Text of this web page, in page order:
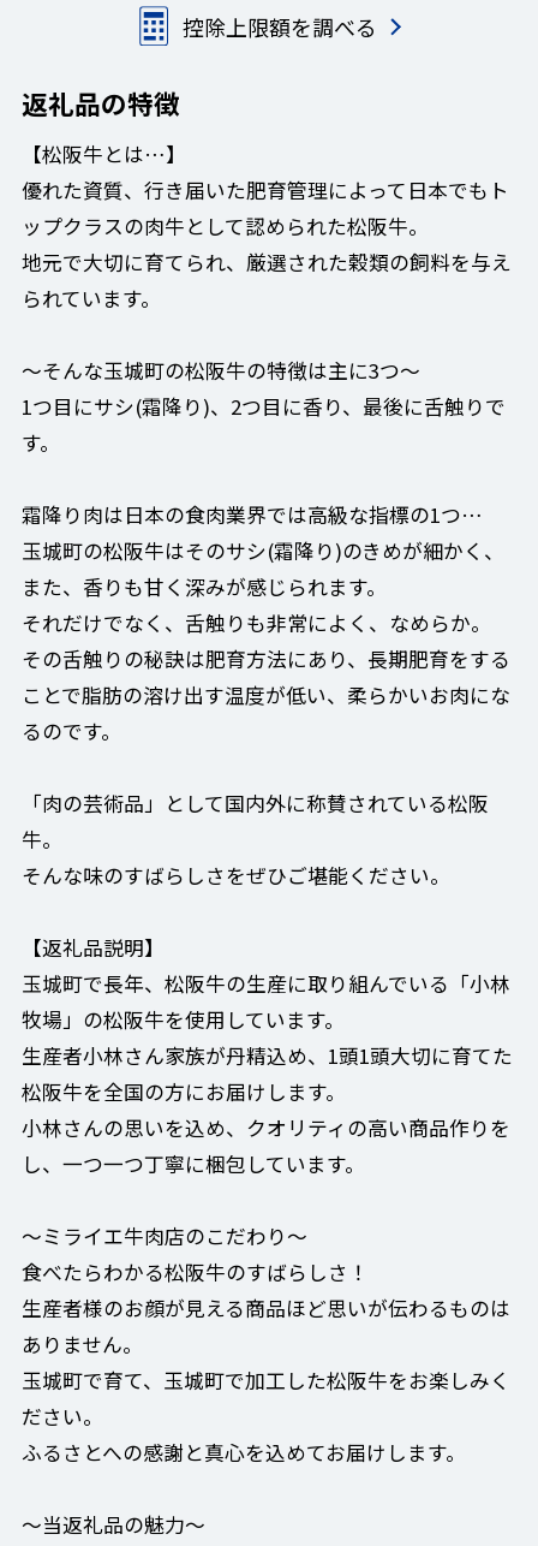
控除上限額を調べる
返礼品の特徴
【松阪牛とは…】
優れた資質、行き届いた肥育管理によって日本でもト
ップクラスの肉牛として認められた松阪牛。
地元で大切に育てられ、厳選された穀類の飼料を与え
られています。
～そんな玉城町の松阪牛の特徴は主に3つ～
1つ目にサシ(霜降り)、2つ目に香り、最後に舌触りで
す。
霜降り肉は日本の食肉業界では高級な指標の1つ…
玉城町の松阪牛はそのサシ(霜降り)のきめが細かく、
また、香りも甘く深みが感じられます。
それだけでなく、舌触りも非常によく、なめらか。
その舌触りの秘訣は肥育方法にあり、長期肥育をする
ことで脂肪の溶け出す温度が低い、柔らかいお肉にな
るのです。
「肉の芸術品」として国内外に称賛されている松阪
牛。
そんな味のすばらしさをぜひご堪能ください。
【返礼品説明】
玉城町で長年、松阪牛の生産に取り組んでいる「小林
牧場」の松阪牛を使用しています。
生産者小林さん家族が丹精込め、1頭1頭大切に育てた
松阪牛を全国の方にお届けします。
小林さんの思いを込め、クオリティの高い商品作りを
し、一つ一つ丁寧に梱包しています。
～ミライエ牛肉店のこだわり～
食べたらわかる松阪牛のすばらしさ！
生産者様のお顔が見える商品ほど思いが伝わるものは
ありません。
玉城町で育て、玉城町で加工した松阪牛をお楽しみく
ださい。
ふるさとへの感謝と真心を込めてお届けします。
～当返礼品の魅力～